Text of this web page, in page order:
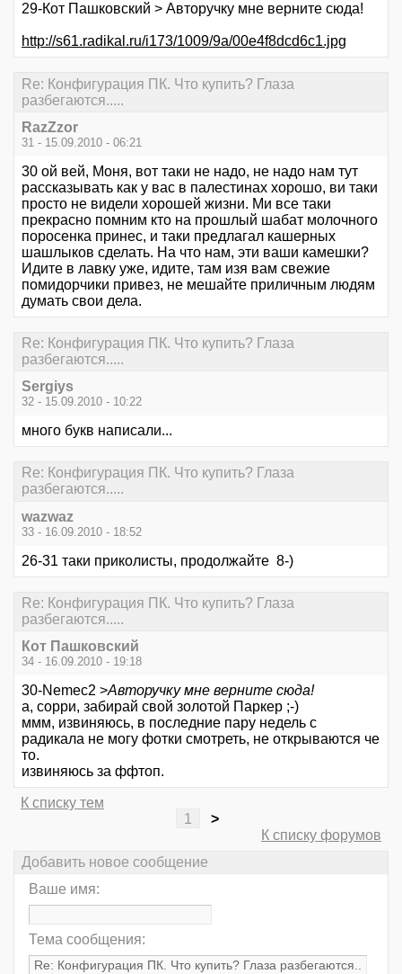
29-Кот Пашковский > Авторучку мне верните сюда!
http://s61.radikal.ru/i173/1009/9a/00e4f8dcd6c1.jpg
Re: Конфигурация ПК. Что купить? Глаза
разбегаются.....
RazZzor
31 - 15.09.2010 - 06:21
30 ой вей, Моня, вот таки не надо, не надо нам тут
рассказывать как у вас в палестинах хорошо, ви таки
просто не видели хорошей жизни. Ми все таки
прекрасно помним кто на прошлый шабат молочного
поросенка принес, и таки предлагал кашерных
шашлыков сделать. На что нам, эти ваши камешки?
Идите в лавку уже, идите, там изя вам свежие
помидорчики привез, не мешайте приличным людям
думать свои дела.
Re: Конфигурация ПК. Что купить? Глаза
разбегаются.....
Sergiys
32 - 15.09.2010 - 10:22
много букв написали...
Re: Конфигурация ПК. Что купить? Глаза
разбегаются.....
wazwaz
33 - 16.09.2010 - 18:52
26-31 таки приколисты, продолжайте 8-)
Re: Конфигурация ПК. Что купить? Глаза
разбегаются.....
Кот Пашковский
34 - 16.09.2010 - 19:18
30-Nemec2 >Авторучку мне верните сюда!
а, сорри, забирай свой золотой Паркер ;-)
ммм, извиняюсь, в последние пару недель с
радикала не могу фотки смотреть, не открываются че
то.
извиняюсь за ффтоп.
К списку тем
1
>
К списку форумов
Добавить новое сообщение
Ваше имя:
Тема сообщения: